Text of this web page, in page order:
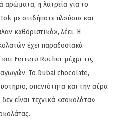
αρώματα, η λατρεία για το
με οτιδήποτε πλούσιο και
καθοριστικά», λέει. Η
έχει παραδοσιακά
Ferrero Rocher μέχρι τις
Το Dubai chocolate,
σπανιότητα και την αύρα
είναι τεχνικά «σοκολάτα»